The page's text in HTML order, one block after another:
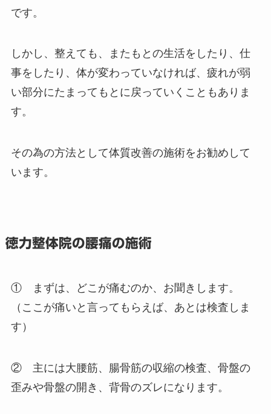
です。
しかし、整えても、またもとの生活をしたり、仕
事をしたり、体が変わっていなければ、疲れが弱
い部分にたまってもとに戻っていくこともありま
す。
その為の方法として体質改善の施術をお勧めして
います。
徳力整体院の腰痛の施術
① まずは、どこが痛むのか、お聞きします。
（ここが痛いと言ってもらえば、あとは検査しま
す）
② 主には大腰筋、腸骨筋の収縮の検査、骨盤の
歪みや骨盤の開き、背骨のズレになります。